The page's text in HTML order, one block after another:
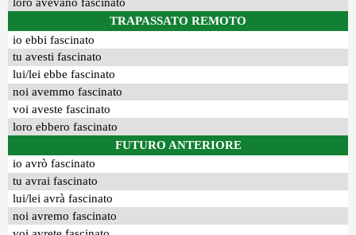
TRAPASSATO REMOTO
io ebbi fascinato
tu avesti fascinato
lui/lei ebbe fascinato
noi avemmo fascinato
voi aveste fascinato
loro ebbero fascinato
FUTURO ANTERIORE
io avrò fascinato
tu avrai fascinato
lui/lei avrà fascinato
noi avremo fascinato